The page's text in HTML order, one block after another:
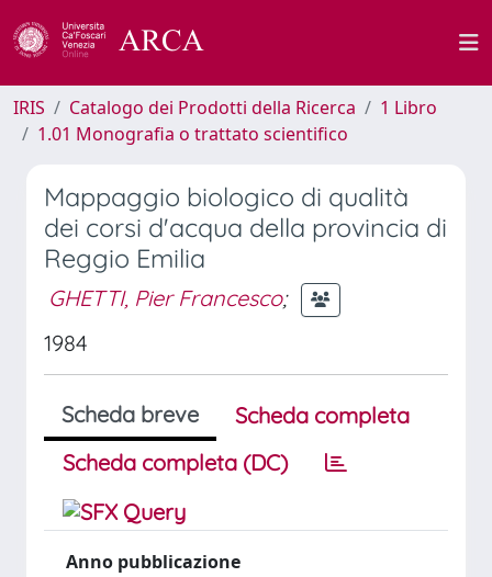
IRIS Catalogo dei Prodotti della Ricerca
1 Libro
1.01 Monografia o trattato scientifico
Mappaggio biologico di qualità
dei corsi d'acqua della provincia di
Reggio Emilia
GHETTI, Pier Francesco;
1984
Scheda breve
Scheda completa
Scheda completa (DC)
Anno pubblicazione